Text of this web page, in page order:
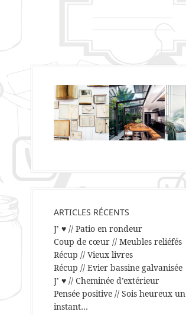
ARTICLES RÉCENTS
J’ ♥ // Patio en rondeur
Coup de cœur // Meubles reliéfés
Récup // Vieux livres
Récup // Evier bassine galvanisée
J’ ♥ // Cheminée d’extérieur
Pensée positive // Sois heureux un
instant…